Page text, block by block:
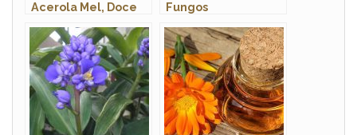
Acerola Mel, Doce
Preta e Roxa
Fungos
Fungos
Mutualísticos